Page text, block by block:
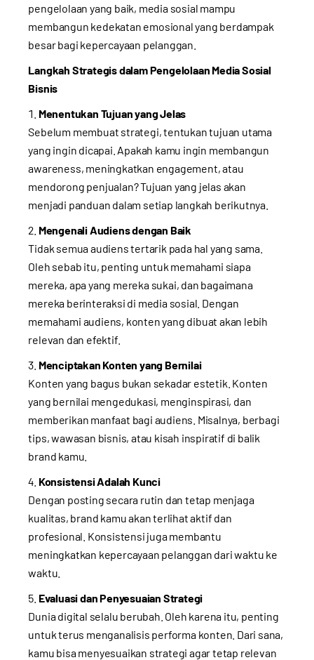
pengelolaan yang baik, media sosial mampu
membangun kedekatan emosional yang berdampak
besar bagi kepercayaan pelanggan.
Langkah Strategis dalam Pengelolaan Media Sosial
Bisnis
Menentukan Tujuan yang Jelas
Sebelum membuat strategi, tentukan tujuan utama
yang ingin dicapai. Apakah kamu ingin membangun
awareness, meningkatkan engagement, atau
mendorong penjualan? Tujuan yang jelas akan
menjadi panduan dalam setiap langkah berikutnya.
Mengenali Audiens dengan Baik
Tidak semua audiens tertarik pada hal yang sama.
Oleh sebab itu, penting untuk memahami siapa
mereka, apa yang mereka sukai, dan bagaimana
mereka berinteraksi di media sosial. Dengan
memahami audiens, konten yang dibuat akan lebih
relevan dan efektif.
Menciptakan Konten yang Bernilai
Konten yang bagus bukan sekadar estetik. Konten
yang bernilai mengedukasi, menginspirasi, dan
memberikan manfaat bagi audiens. Misalnya, berbagi
tips, wawasan bisnis, atau kisah inspiratif di balik
brand kamu.
Konsistensi Adalah Kunci
Dengan posting secara rutin dan tetap menjaga
kualitas, brand kamu akan terlihat aktif dan
profesional. Konsistensi juga membantu
meningkatkan kepercayaan pelanggan dari waktu ke
waktu.
Evaluasi dan Penyesuaian Strategi
Dunia digital selalu berubah. Oleh karena itu, penting
untuk terus menganalisis performa konten. Dari sana,
kamu bisa menyesuaikan strategi agar tetap relevan